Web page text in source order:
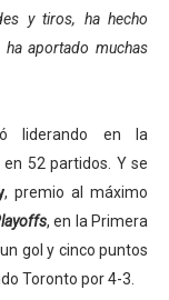
y tiros, ha hecho
aportado muchas
liderando en la
52 partidos. Y se
, premio al máximo
, en la Primera
gol y cinco puntos
Toronto por 4-3.